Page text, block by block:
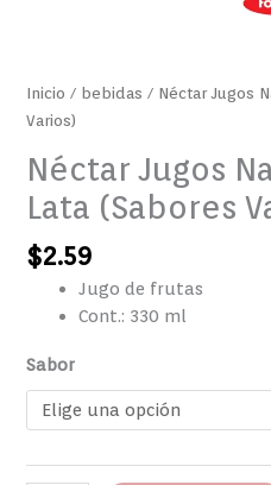
Inicio / bebidas / Néctar Jugos
Varios)
Néctar Jugos
Lata (Sabores
$2.59
Jugo de frutas
Cont.: 330 ml
Sabor